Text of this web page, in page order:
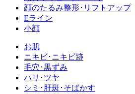
顔のたるみ整形･リフトアップ
Eライン
小顔
お肌
ニキビ･ニキビ跡
毛穴･黒ずみ
ハリ･ツヤ
シミ･肝斑･そばかす